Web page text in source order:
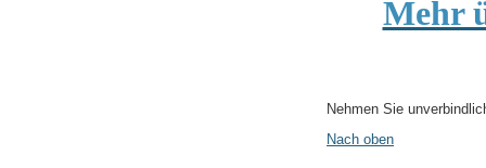
Mehr
Nehmen Sie
Nach oben